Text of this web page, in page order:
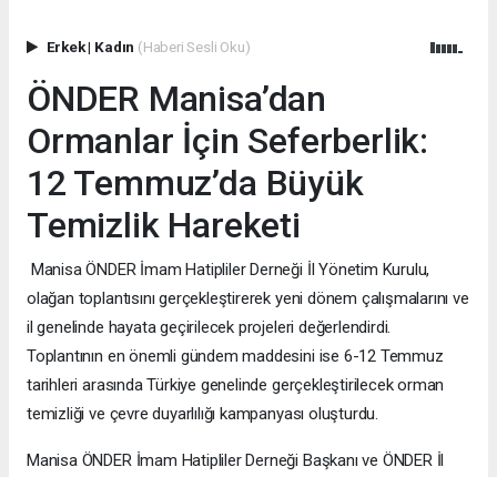
Erkek| Kadın (Haberi Sesli Oku)
ÖNDER Manisa’dan
Ormanlar İçin Seferberlik:
12 Temmuz’da Büyük
Temizlik Hareketi
Manisa ÖNDER İmam Hatipliler Derneği İl Yönetim Kurulu,
olağan toplantısını gerçekleştirerek yeni dönem çalışmalarını ve
il genelinde hayata geçirilecek projeleri değerlendirdi.
Toplantının en önemli gündem maddesini ise 6-12 Temmuz
tarihleri arasında Türkiye genelinde gerçekleştirilecek orman
temizliği ve çevre duyarlılığı kampanyası oluşturdu.
Manisa ÖNDER İmam Hatipliler Derneği Başkanı ve ÖNDER İl